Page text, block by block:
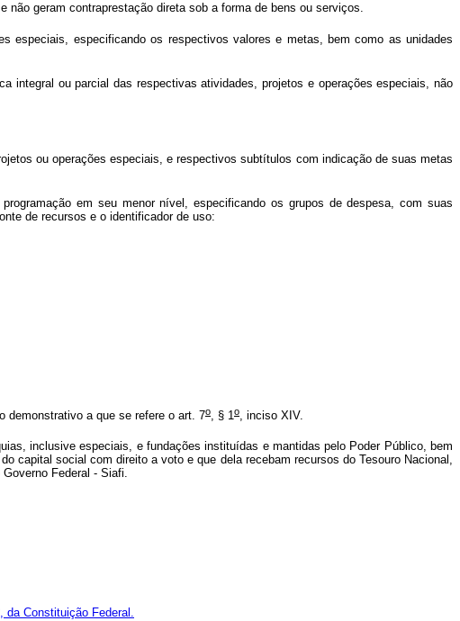
não geram contraprestação direta sob a forma de bens ou serviços.
especiais, especificando os respectivos valores e metas, bem como as unidades
integral ou parcial das respectivas atividades, projetos e operações especiais, não
ou operações especiais, e respectivos subtítulos com indicação de suas metas
em seu menor nível, especificando os grupos de despesa, com suas
de recursos e o identificador de uso:
demonstrativo a que se refere o art. 7o , § 1 o , inciso XIV.
inclusive especiais, e fundações instituídas e mantidas pelo Poder Público, bem
capital social com direito a voto e que dela recebam recursos do Tesouro Nacional,
Federal - Siafi.
da Constituição Federal.